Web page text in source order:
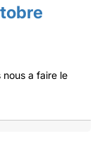
a faire le